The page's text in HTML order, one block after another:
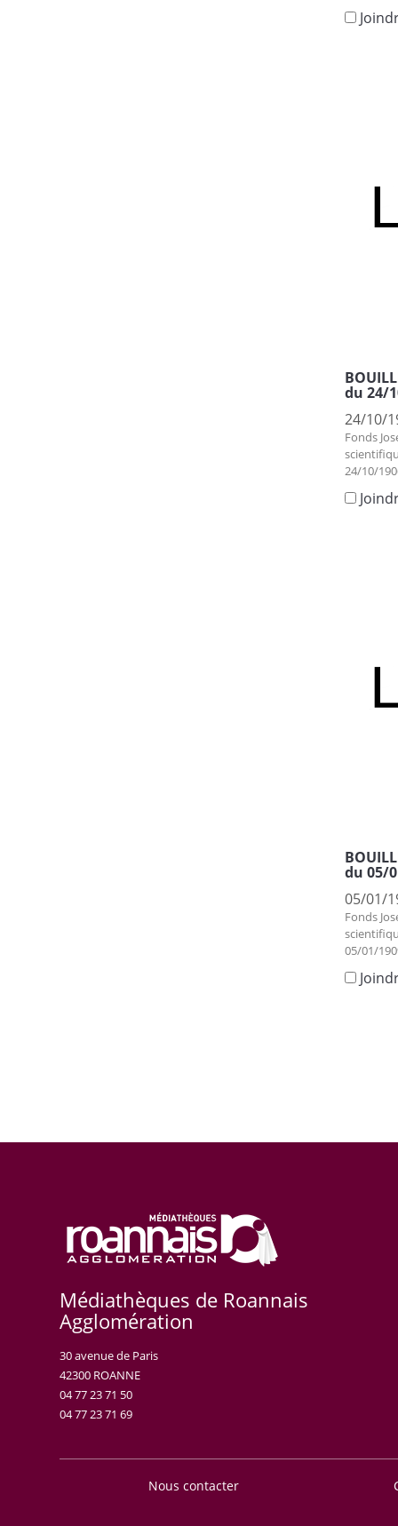
du 24/
24/10/
Fonds
24/10/
du 05/
05/01/
Fonds
05/01/
Médiathèques de Roannais
Agglomération
30 avenue de Paris
42300 ROANNE
04 77 23 71 50
04 77 23 71 69
Nous contacter